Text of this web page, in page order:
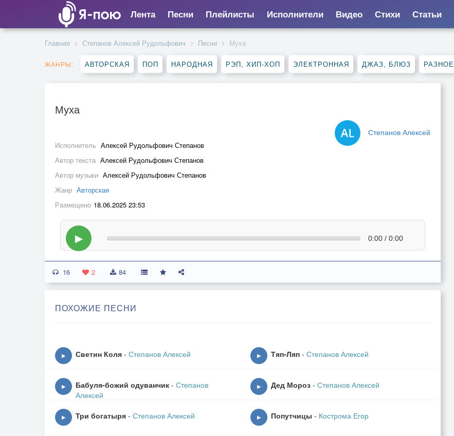
Лента Песни Плейлисты Исполнители Видео Стихи Статьи
Главная Степанов Алексей Рудольфович Песни Муха
ЖАНРЫ: АВТОРСКАЯ ПОП НАРОДНАЯ РЭП, ХИП-ХОП ЭЛЕКТРОННАЯ ДЖАЗ, БЛЮЗ РАЗНОЕ
Муха
Степанов Алексей
Исполнитель Алексей Рудольфович Степанов
Автор текста Алексей Рудольфович Степанов
Автор музыки Алексей Рудольфович Степанов
Жанр Авторская
Размещено 18.06.2025 23:53
▶ 0:00 / 0:00
16 2 84
ПОХОЖИЕ ПЕСНИ
▶ Светин Коля - Степанов Алексей ▶ Тяп-Ляп - Степанов Алексей
▶ Бабуля-божий одуванчик - Степанов
Алексей
▶ Дед Мороз - Степанов Алексей
▶ Три богатыря - Степанов Алексей ▶ Попутчицы - Кострома Егор